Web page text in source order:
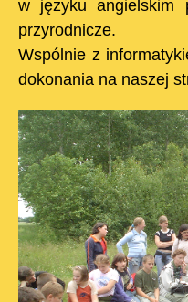
w języku angielskim
przyrodnicze.
Wspólnie z
dokonania na naszej